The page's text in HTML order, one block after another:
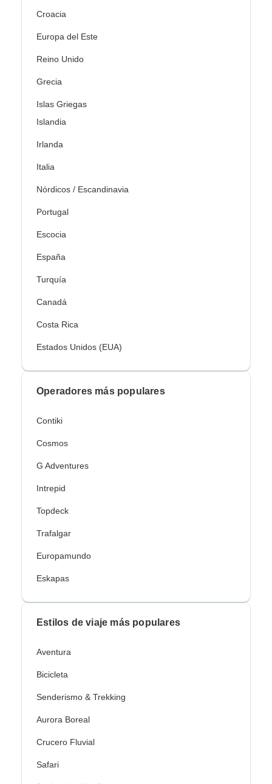
Croacia
Europa del Este
Reino Unido
Grecia
Islas Griegas
Islandia
Irlanda
Italia
Nórdicos / Escandinavia
Portugal
Escocia
España
Turquía
Canadá
Costa Rica
Estados Unidos (EUA)
Operadores más populares
Contiki
Cosmos
G Adventures
Intrepid
Topdeck
Trafalgar
Europamundo
Eskapas
Estilos de viaje más populares
Aventura
Bicicleta
Senderismo & Trekking
Aurora Boreal
Crucero Fluvial
Safari